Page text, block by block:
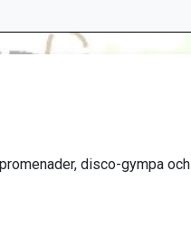
disco-gympa och